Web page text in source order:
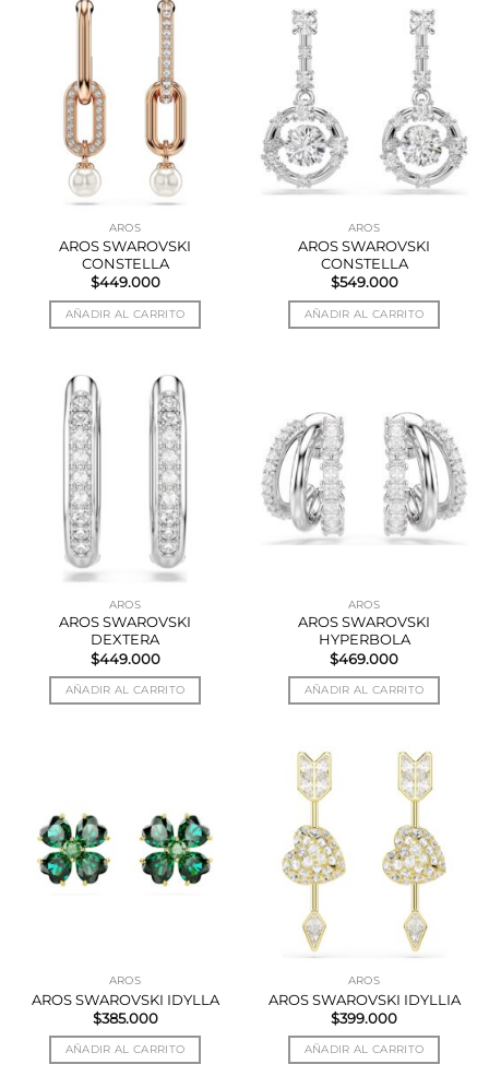
AROS
AROS SWAROVSKI
CONSTELLA
$449.000
AÑADIR AL CARRITO
AROS
AROS SWAROVSKI
CONSTELLA
$549.000
AÑADIR AL CARRITO
AROS
AROS SWAROVSKI
DEXTERA
$449.000
AÑADIR AL CARRITO
AROS
AROS SWAROVSKI
HYPERBOLA
$469.000
AÑADIR AL CARRITO
AROS
AROS SWAROVSKI IDYLLA
$385.000
AÑADIR AL CARRITO
AROS
AROS SWAROVSKI IDYLLIA
$399.000
AÑADIR AL CARRITO